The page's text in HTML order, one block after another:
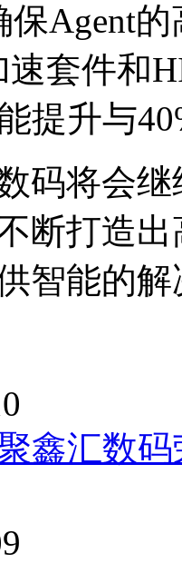
确保
套件和
提升与
数码将
不断打造
智能的
聚鑫汇